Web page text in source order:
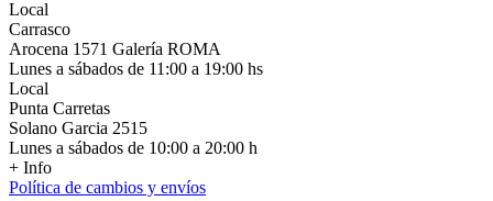
Local
Carrasco
Arocena 1571 Galería ROMA
Lunes a sábados de 11:00 a 19:00 hs
Local
Punta Carretas
Solano Garcia 2515
Lunes a sábados de 10:00 a 20:00 h
+ Info
Política de cambios y envíos